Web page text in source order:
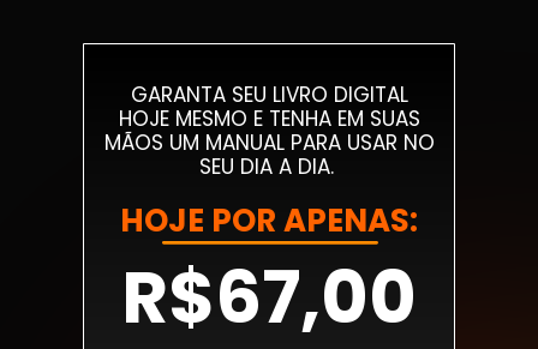
GARANTA SEU LIVRO DIGITAL
HOJE MESMO E TENHA EM SUAS
MÃOS UM MANUAL PARA USAR NO
SEU DIA A DIA.
HOJE POR APENAS:
R$67,00